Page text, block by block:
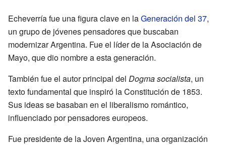
Echeverría fue una figura clave en laGeneración del 37,
un grupo de jóvenes pensadores que buscaban
modernizar Argentina. Fue el líder de la Asociación de
Mayo, que dio nombre a esta generación.
También fue el autor principal del Dogma socialista, un
texto fundamental que inspiró la Constitución de 1853.
Sus ideas se basaban en el liberalismo romántico,
influenciado por pensadores europeos.
Fue presidente de la Joven Argentina, una organización